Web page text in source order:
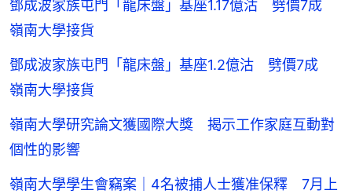
鄧成波家族屯門「龍床盤」基座1.17億沽 劈價7成
嶺南大學接貨
鄧成波家族屯門「龍床盤」基座1.2億沽 劈價7成
嶺南大學接貨
嶺南大學研究論文獲國際大獎 揭示工作家庭互動對
個性的影響
嶺南大學學生會竊案｜4名被捕人士獲准保釋 7月上